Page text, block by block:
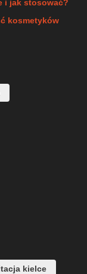
i jak stosować?
kosmetyków
kielce